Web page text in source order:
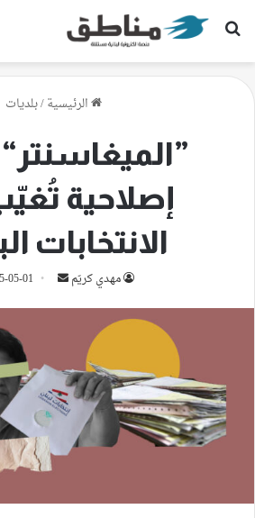
بحث عن
الرئيسية/بلديات
إصلاحية
الانتخابات
مهدي كريّم
أرسل 05-01